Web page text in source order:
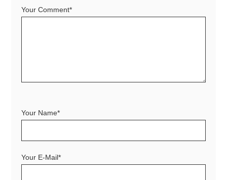
Your Comment*
Your Name*
Your E-Mail*